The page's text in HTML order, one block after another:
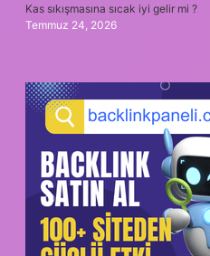
Kas sıkışmasına sıcak iyi gelir mi ?
Temmuz 24, 2026